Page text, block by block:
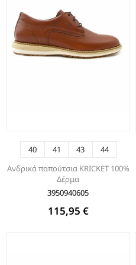
40 41 43
44
Ανδρικά παπούτσια KRICKET 100%
Δέρμα
3950940605
115,95 €